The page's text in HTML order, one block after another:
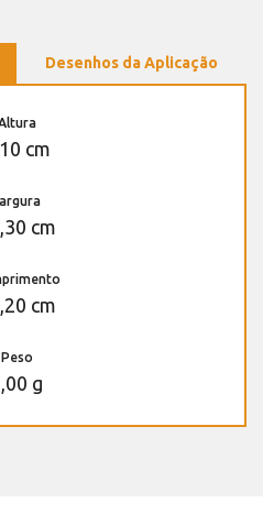
Desenhos da Aplicação
cm
cm
cm
Peso
g